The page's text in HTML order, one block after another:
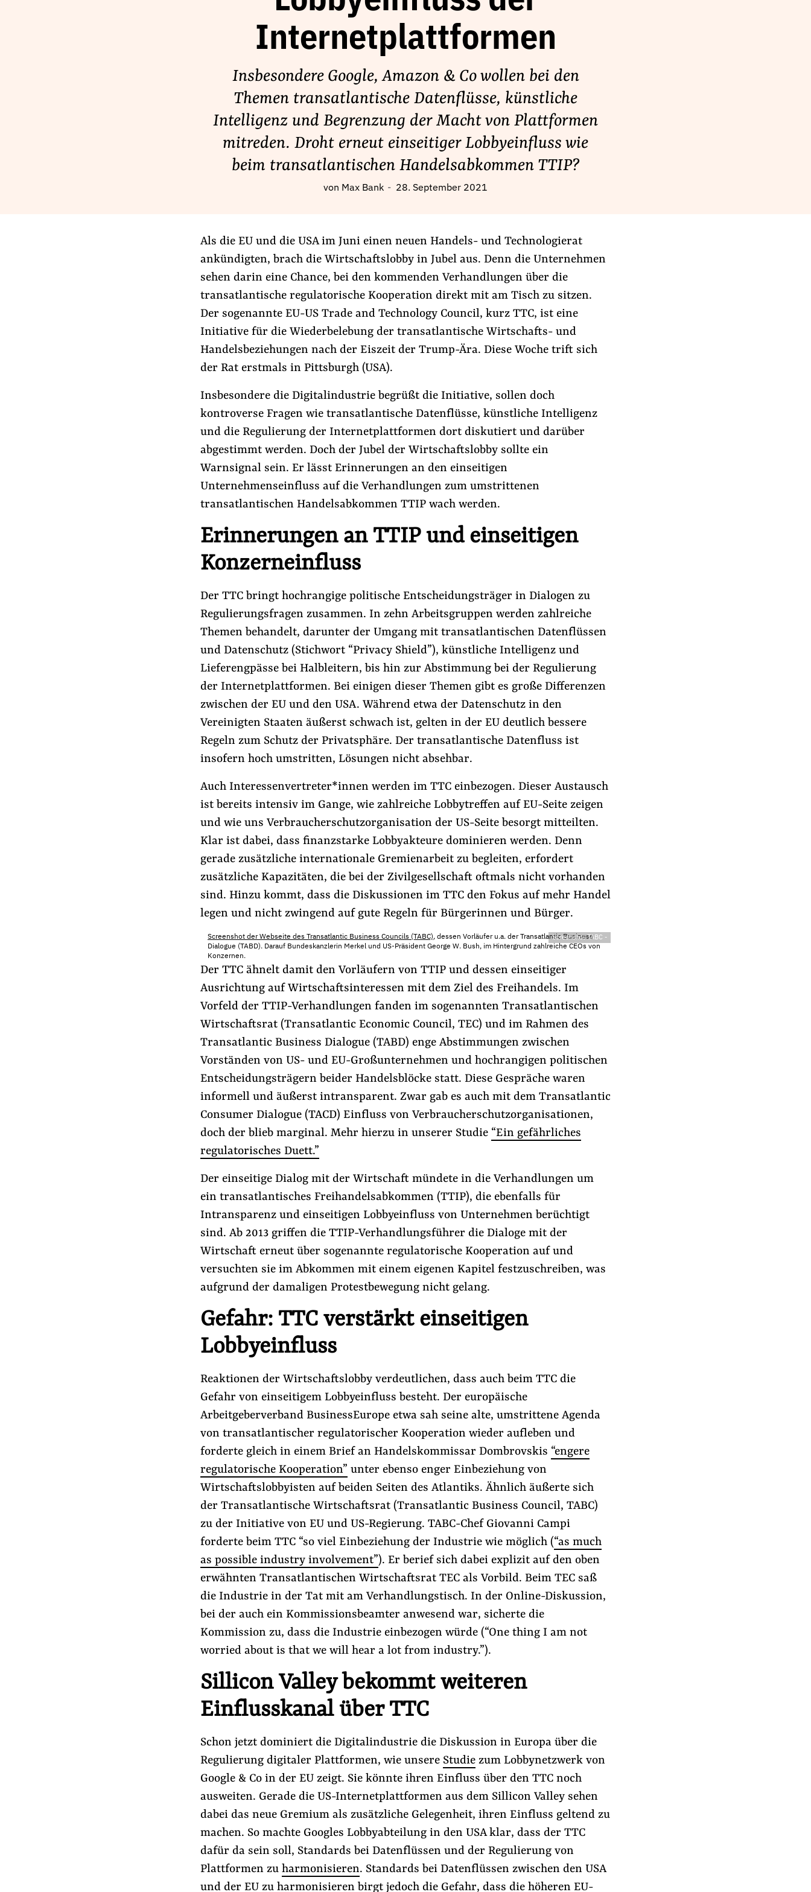
#Lobbyismus an Schulen #Lobbyismus in der EU #Lobbyregister
FacebookMastodon
BlueskyInstagram
YoutubeLinkedIn
Feed Newsletter
Internetplattformen
Insbesondere Google, Amazon & Co wollen bei den
Themen transatlantische Datenflüsse, künstliche
Intelligenz und Begrenzung der Macht von Plattformen
mitreden. Droht erneut einseitiger Lobbyeinfluss wie
beim transatlantischen Handelsabkommen TTIP?
von Max Bank 28. September 2021
Als die EU und die USA im Juni einen neuen Handels- und Technologierat
ankündigten, brach die Wirtschaftslobby in Jubel aus. Denn die Unternehmen
sehen darin eine Chance, bei den kommenden Verhandlungen über die
transatlantische regulatorische Kooperation direkt mit am Tisch zu sitzen.
Der sogenannte EU-US Trade and Technology Council, kurz TTC, ist eine
Initiative für die Wiederbelebung der transatlantische Wirtschafts- und
Handelsbeziehungen nach der Eiszeit der Trump-Ära. Diese Woche trift sich
der Rat erstmals in Pittsburgh (USA).
Insbesondere die Digitalindustrie begrüßt die Initiative, sollen doch
kontroverse Fragen wie transatlantische Datenflüsse, künstliche Intelligenz
und die Regulierung der Internetplattformen dort diskutiert und darüber
abgestimmt werden. Doch der Jubel der Wirtschaftslobby sollte ein
Warnsignal sein. Er lässt Erinnerungen an den einseitigen
Unternehmenseinfluss auf die Verhandlungen zum umstrittenen
transatlantischen Handelsabkommen TTIP wach werden.
Erinnerungen an TTIP und einseitigen
Konzerneinfluss
Der TTC bringt hochrangige politische Entscheidungsträger in Dialogen zu
Regulierungsfragen zusammen. In zehn Arbeitsgruppen werden zahlreiche
Themen behandelt, darunter der Umgang mit transatlantischen Datenflüssen
und Datenschutz (Stichwort “Privacy Shield”), künstliche Intelligenz und
Lieferengpässe bei Halbleitern, bis hin zur Abstimmung bei der Regulierung
der Internetplattformen. Bei einigen dieser Themen gibt es große Differenzen
zwischen der EU und den USA. Während etwa der Datenschutz in den
Vereinigten Staaten äußerst schwach ist, gelten in der EU deutlich bessere
Regeln zum Schutz der Privatsphäre. Der transatlantische Datenfluss ist
insofern hoch umstritten, Lösungen nicht absehbar.
Auch Interessenvertreter*innen werden im TTC einbezogen. Dieser Austausch
ist bereits intensiv im Gange, wie zahlreiche Lobbytreffen auf EU-Seite zeigen
und wie uns Verbraucherschutzorganisation der US-Seite besorgt mitteilten.
Klar ist dabei, dass finanzstarke Lobbyakteure dominieren werden. Denn
gerade zusätzliche internationale Gremienarbeit zu begleiten, erfordert
zusätzliche Kapazitäten, die bei der Zivilgesellschaft oftmals nicht vorhanden
sind. Hinzu kommt, dass die Diskussionen im TTC den Fokus auf mehr Handel
legen und nicht zwingend auf gute Regeln für Bürgerinnen und Bürger.
Screenshot TABC -
Screenshot der Webseite des Transatlantic Business Councils (TABC), dessen Vorläufer u.a. der Transatlantic Business
Dialogue (TABD). Darauf Bundeskanzlerin Merkel und US-Präsident George W. Bush, im Hintergrund zahlreiche CEOs von
Konzernen.
Der TTC ähnelt damit den Vorläufern von TTIP und dessen einseitiger
Ausrichtung auf Wirtschaftsinteressen mit dem Ziel des Freihandels. Im
Vorfeld der TTIP-Verhandlungen fanden im sogenannten Transatlantischen
Wirtschaftsrat (Transatlantic Economic Council, TEC) und im Rahmen des
Transatlantic Business Dialogue (TABD) enge Abstimmungen zwischen
Vorständen von US- und EU-Großunternehmen und hochrangigen politischen
Entscheidungsträgern beider Handelsblöcke statt. Diese Gespräche waren
informell und äußerst intransparent. Zwar gab es auch mit dem Transatlantic
Consumer Dialogue (TACD) Einfluss von Verbraucherschutzorganisationen,
doch der blieb marginal. Mehr hierzu in unserer Studie “Ein gefährliches
regulatorisches Duett.”
Der einseitige Dialog mit der Wirtschaft mündete in die Verhandlungen um
ein transatlantisches Freihandelsabkommen (TTIP), die ebenfalls für
Intransparenz und einseitigen Lobbyeinfluss von Unternehmen berüchtigt
sind. Ab 2013 griffen die TTIP-Verhandlungsführer die Dialoge mit der
Wirtschaft erneut über sogenannte regulatorische Kooperation auf und
versuchten sie im Abkommen mit einem eigenen Kapitel festzuschreiben, was
aufgrund der damaligen Protestbewegung nicht gelang.
Gefahr: TTC verstärkt einseitigen
Lobbyeinfluss
Reaktionen der Wirtschaftslobby verdeutlichen, dass auch beim TTC die
Gefahr von einseitigem Lobbyeinfluss besteht. Der europäische
Arbeitgeberverband BusinessEurope etwa sah seine alte, umstrittene Agenda
von transatlantischer regulatorischer Kooperation wieder aufleben und
forderte gleich in einem Brief an Handelskommissar Dombrovskis “engere
regulatorische Kooperation” unter ebenso enger Einbeziehung von
Wirtschaftslobbyisten auf beiden Seiten des Atlantiks. Ähnlich äußerte sich
der Transatlantische Wirtschaftsrat (Transatlantic Business Council, TABC)
zu der Initiative von EU und US-Regierung. TABC-Chef Giovanni Campi
forderte beim TTC “so viel Einbeziehung der Industrie wie möglich (“as much
as possible industry involvement”). Er berief sich dabei explizit auf den oben
erwähnten Transatlantischen Wirtschaftsrat TEC als Vorbild. Beim TEC saß
die Industrie in der Tat mit am Verhandlungstisch. In der Online-Diskussion,
bei der auch ein Kommissionsbeamter anwesend war, sicherte die
Kommission zu, dass die Industrie einbezogen würde (“One thing I am not
worried about is that we will hear a lot from industry.”).
Sillicon Valley bekommt weiteren
Einflusskanal über TTC
Schon jetzt dominiert die Digitalindustrie die Diskussion in Europa über die
Regulierung digitaler Plattformen, wie unsere Studie zum Lobbynetzwerk von
Google & Co in der EU zeigt. Sie könnte ihren Einfluss über den TTC noch
ausweiten. Gerade die US-Internetplattformen aus dem Sillicon Valley sehen
dabei das neue Gremium als zusätzliche Gelegenheit, ihren Einfluss geltend zu
machen. So machte Googles Lobbyabteilung in den USA klar, dass der TTC
dafür da sein soll, Standards bei Datenflüssen und der Regulierung von
Plattformen zu harmonisieren. Standards bei Datenflüssen zwischen den USA
und der EU zu harmonisieren birgt jedoch die Gefahr, dass die höheren EU-